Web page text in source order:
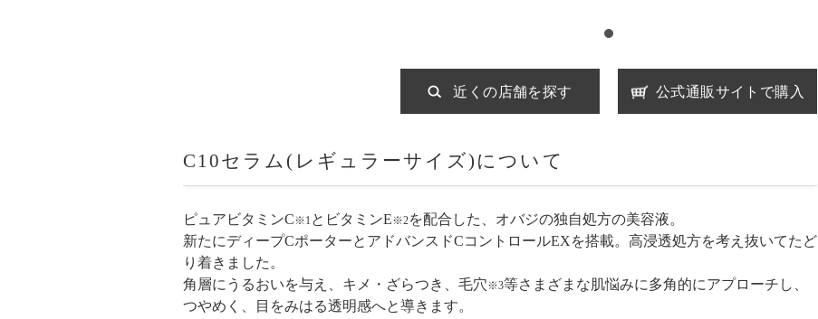
近くの店舗を探す 公式通販サイトで購入
C10セラム(レギュラーサイズ)について
ピュアビタミンC※1 とビタミンE※2を配合した、オバジの独自処方の美容液。
新たにディープCポーターとアドバンスドCコントロールEXを搭載。高浸透処方を考え抜いてたど
り着きました。
角層にうるおいを与え、キメ・ざらつき、毛穴※3等さまざまな肌悩みに多角的にアプローチし、
つやめく、目をみはる透明感へと導きます。